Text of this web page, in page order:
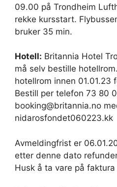
09.00 på Trondheim
rekke kursstart.
bruker 35 min.
Hotell: Britannia Hotel
må selv bestille
hotellrom innen 01.01.23
Bestill per telefon 73 80
booking@britannia.no
nidarosfondet060223.kk
Avmeldingfrist er
etter denne dato
Husk å ta vare på